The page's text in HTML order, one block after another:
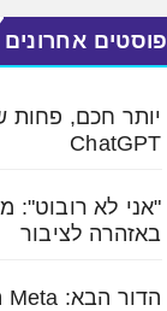
פוסטים אחרונים
יותר חכם, פחות
ChatGPT
"אני לא רובוט":
באזהרה לציבור